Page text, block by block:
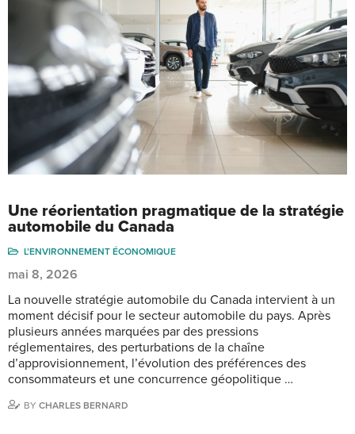
Une réorientation pragmatique de la stratégie
automobile du Canada
L’ENVIRONNEMENT ÉCONOMIQUE
mai 8, 2026
La nouvelle stratégie automobile du Canada intervient à un
moment décisif pour le secteur automobile du pays. Après
plusieurs années marquées par des pressions
réglementaires, des perturbations de la chaîne
d’approvisionnement, l’évolution des préférences des
consommateurs et une concurrence géopolitique …
BY CHARLES BERNARD